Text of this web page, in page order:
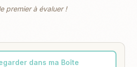
premier à évaluer !
dans ma Boîte